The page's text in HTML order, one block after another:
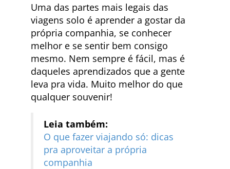
Uma das partes mais legais das
viagens solo é aprender a gostar da
própria companhia, se conhecer
melhor e se sentir bem consigo
mesmo. Nem sempre é fácil, mas é
daqueles aprendizados que a gente
leva pra vida. Muito melhor do que
qualquer souvenir!
Leia também:
O que fazer viajando só: dicas
pra aproveitar a própria
companhia